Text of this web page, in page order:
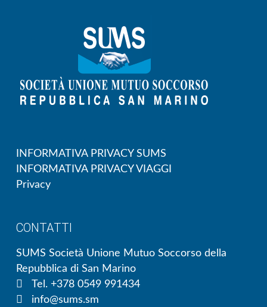
INFORMATIVA PRIVACY SUMS
INFORMATIVA PRIVACY VIAGGI
Privacy
CONTATTI
SUMS Società Unione Mutuo Soccorso della
Repubblica di San Marino
Tel. +378 0549 991434
info@sums.sm